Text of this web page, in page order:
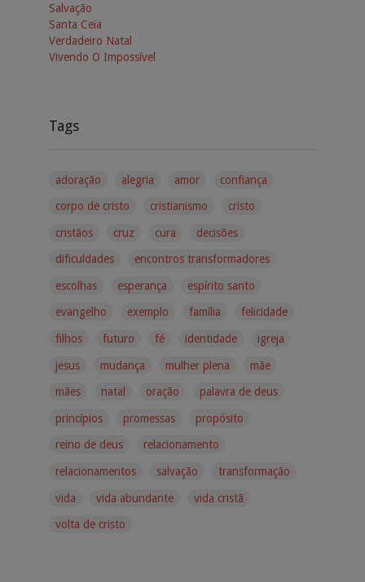
Salvação
Santa Ceia
Verdadeiro Natal
Vivendo O Impossível
Tags
adoração alegria amor confiança
corpo de cristo cristianismo cristo
cristãos cruz cura decisões
dificuldades encontros transformadores
escolhas esperança espírito santo
evangelho exemplo família felicidade
filhos futuro fé identidade igreja
jesus mudança mulher plena mãe
mães natal oração palavra de deus
princípios promessas propósito
reino de deus relacionamento
relacionamentos salvação transformação
vida vida abundante vida cristã
volta de cristo